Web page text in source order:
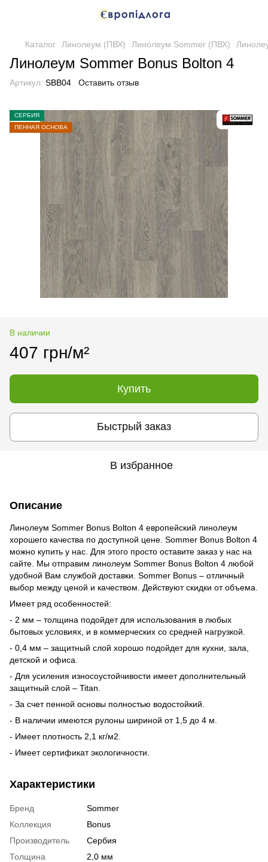
Каталог Линолеум (ПВХ) Линолеум Sommer (ПВХ)
Линолеум Sommer Bonus Bolton 4
Артикул: SBB04 Оставить отзыв
СЕРБИЯ
ПЕННАЯ ОСНОВА
В наличии
407 грн/м²
Купить
Быстрый заказ
В избранное
Описание
Линолеум Sommer Bonus Bolton 4 европейский линолеум
хорошего качества по доступной цене. Sommer Bonus Bolton 4
можно купить у нас. Для этого просто оставите заказ у нас на
сайте. Мы отправим линолеум Sommer Bonus Bolton 4 любой
удобной Вам службой доставки. Sommer Bonus – отличный
выбор между ценой и качеством. Действуют скидки от объема.
Имеет ряд особенностей:
- 2 мм – толщина подойдет для использования в любых
бытовых условиях, и в коммерческих со средней нагрузкой.
- 0,4 мм – защитный слой хорошо подойдет для кухни, зала,
детской и офиса.
- Для усиления износоустойчивости имеет дополнительный
защитный слой – Titan.
- За счет пенной основы полностью водостойкий.
- В наличии имеются рулоны шириной от 1,5 до 4 м.
- Имеет плотность 2,1 кг/м2.
- Имеет сертификат экологичности.
Характеристики
Бренд
Sommer
Коллекция
Bonus
Производитель
Сербия
Толщина
2,0 мм